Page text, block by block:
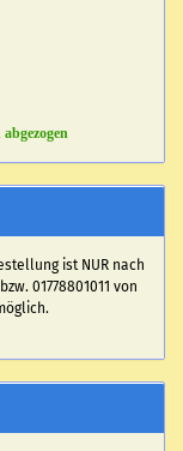
ist NUR nach
01778801011 von